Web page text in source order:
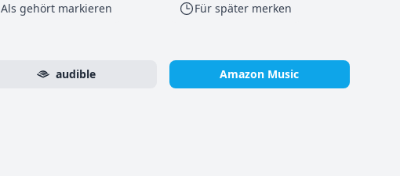
Als gehört markieren Für später merken
audible Amazon Music